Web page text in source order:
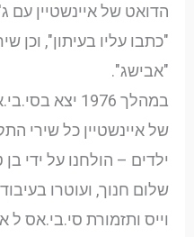
הדואט של איינשטיין עם
"כתבו עליו בעיתון", וכן
"אבישג".
במהלך 1976
של איינשטיין כל שירי
ילדים – הולחנו על ידי בן
שלום חנוך, ועוטרו
וייס ותזמורת סי.בי.אס